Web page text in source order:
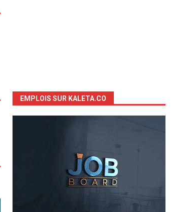
EMPLOIS SUR KALETA.CO